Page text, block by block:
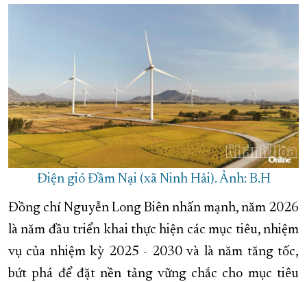
Điện gió Đầm Nại (xã Ninh Hải). Ảnh: B.H
Đồng chí Nguyễn Long Biên nhấn mạnh, năm 2026
là năm đầu triển khai thực hiện các mục tiêu, nhiệm
vụ của nhiệm kỳ 2025 - 2030 và là năm tăng tốc,
bứt phá để đặt nền tảng vững chắc cho mục tiêu